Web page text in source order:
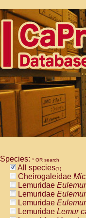
Species: * OR search
All species(1)
Cheirogaleidae
Lemuridae
Lemuridae
Lemuridae
Lemuridae Lemur